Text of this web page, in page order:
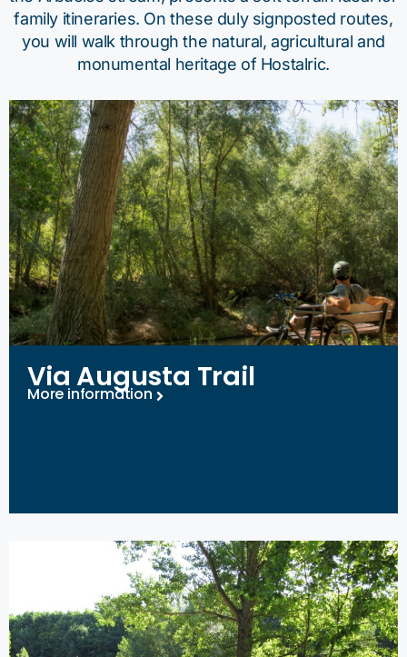
family itineraries. On these duly signposted routes,
you will walk through the natural, agricultural and
monumental heritage of Hostalric.
Via Augusta Trail
More information